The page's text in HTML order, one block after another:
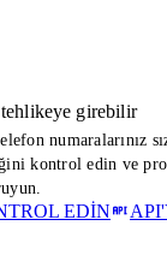
girebilir
numaralarınız
kontrol edin ve
EDIN